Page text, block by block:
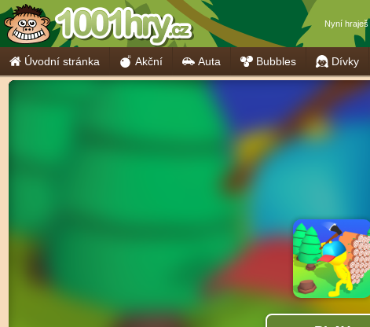
Nyní hraješ
Úvodní stránka Akční Auta Bubbles Dívky